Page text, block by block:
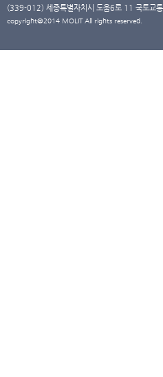
(339-012) 세종특별자치시 도움6로 11 국토
copyright@2014 MOLIT All rights reserved.